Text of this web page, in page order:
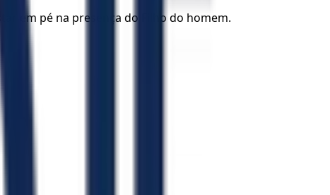
em pé na presença do Filho do homem.